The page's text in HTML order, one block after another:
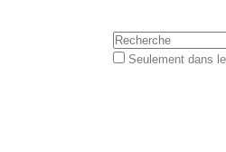
personnels
Chercher par
Seulement dans